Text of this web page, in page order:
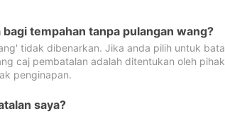
tempahan tanpa pulangan wang?
tidak dibenarkan. Jika anda pilih untuk
caj pembatalan adalah ditentukan oleh
penginapan.
saya?